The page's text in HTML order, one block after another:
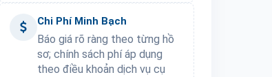
Chi Phí Minh Bạch
Báo giá rõ ràng theo từng hồ
sơ; chính sách phí áp dụng
theo điều khoản dịch vụ cụ